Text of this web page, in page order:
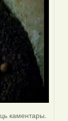
каментары.